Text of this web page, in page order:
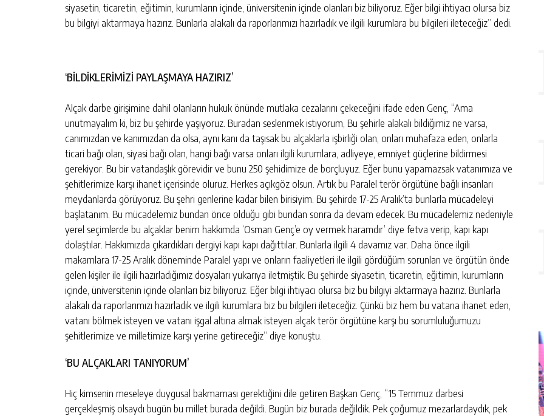
siyasetin, ticaretin, eğitimin, kurumların içinde, üniversitenin içinde olanları biz biliyoruz. Eğer bilgi ihtiyacı olursa biz
bu bilgiyi aktarmaya hazırız. Bunlarla alakalı da raporlarımızı hazırladık ve ilgili kurumlara bu bilgileri ileteceğiz” dedi.
‘BİLDİKLERİMİZİ PAYLAŞMAYA HAZIRIZ’
Alçak darbe girişimine dahil olanların hukuk önünde mutlaka cezalarını çekeceğini ifade eden Genç, “Ama
unutmayalım ki, biz bu şehirde yaşıyoruz. Buradan seslenmek istiyorum, Bu şehirle alakalı bildiğimiz ne varsa,
canımızdan ve kanımızdan da olsa, aynı kanı da taşısak bu alçaklarla işbirliği olan, onları muhafaza eden, onlarla
ticari bağı olan, siyasi bağı olan, hangi bağı varsa onları ilgili kurumlara, adliyeye, emniyet güçlerine bildirmesi
gerekiyor. Bu bir vatandaşlık görevidir ve bunu 250 şehidimize de borçluyuz. Eğer bunu yapamazsak vatanımıza ve
şehitlerimize karşı ihanet içerisinde oluruz. Herkes açıkgöz olsun. Artık bu Paralel terör örgütüne bağlı insanları
meydanlarda görüyoruz. Bu şehri genlerine kadar bilen birisiyim. Bu şehirde 17-25 Aralık’ta bunlarla mücadeleyi
başlatanım. Bu mücadelemiz bundan önce olduğu gibi bundan sonra da devam edecek. Bu mücadelemiz nedeniyle
yerel seçimlerde bu alçaklar benim hakkımda ‘Osman Genç’e oy vermek haramdır’ diye fetva verip, kapı kapı
dolaştılar. Hakkımızda çıkardıkları dergiyi kapı kapı dağıttılar. Bunlarla ilgili 4 davamız var. Daha önce ilgili
makamlara 17-25 Aralık döneminde Paralel yapı ve onların faaliyetleri ile ilgili gördüğüm sorunları ve örgütün önde
gelen kişiler ile ilgili hazırladığımız dosyaları yukarıya iletmiştik. Bu şehirde siyasetin, ticaretin, eğitimin, kurumların
içinde, üniversitenin içinde olanları biz biliyoruz. Eğer bilgi ihtiyacı olursa biz bu bilgiyi aktarmaya hazırız. Bunlarla
alakalı da raporlarımızı hazırladık ve ilgili kurumlara biz bu bilgileri ileteceğiz. Çünkü biz hem bu vatana ihanet eden,
vatanı bölmek isteyen ve vatanı işgal altına almak isteyen alçak terör örgütüne karşı bu sorumluluğumuzu
şehitlerimize ve milletimize karşı yerine getireceğiz” diye konuştu.
‘BU ALÇAKLARI TANIYORUM’
Hiç kimsenin meseleye duygusal bakmaması gerektiğini dile getiren Başkan Genç, “15 Temmuz darbesi
gerçekleşmiş olsaydı bugün bu millet burada değildi. Bugün biz burada değildik. Pek çoğumuz mezarlardaydık, pek